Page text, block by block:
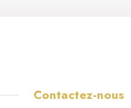
Contactez-nous